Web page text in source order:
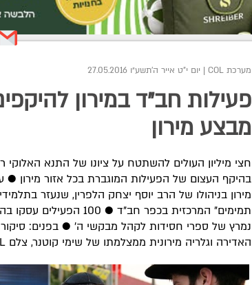
מערכת COL | יום י"ט אייר ה׳תשע״ו 27.05.2016
פעילות חב"ד במירון
מבצע מירון
חצי מיליון העולים להשתטח על ציונו של התנא האלוקי
בהיקף העצום של הפעילות המוגברת בכל אזור מירון
מירון בניהולו של הרב יוסף יצחק הלפרין, שנעזר
תמימים" המרכזית בכפר חב"ד
נמרץ של ספרי חסידות לקהל מבקשי ה' ● בפנים:
האדירה וגלריה מירונית ממצלמתו של שימי קוטנר, צלם COL ​​